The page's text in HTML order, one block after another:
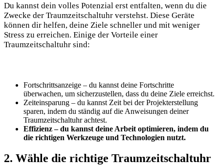
Du kannst dein volles Potenzial erst entfalten, wenn du die
Zwecke der Traumzeitschaltuhr verstehst. Diese Geräte
können dir helfen, deine Ziele schneller und mit weniger
Stress zu erreichen. Einige der Vorteile einer
Traumzeitschaltuhr sind:
Fortschrittsanzeige – du kannst deine Fortschritte
überwachen, um sicherzustellen, dass du deine Ziele erreichst.
Zeiteinsparung – du kannst Zeit bei der Projekterstellung
sparen, indem du ständig auf die Anweisungen deiner
Traumzeitschaltuhr achtest.
Effizienz – du kannst deine Arbeit optimieren, indem du
die richtigen Werkzeuge und Technologien nutzt.
2. Wähle die richtige Traumzeitschaltuhr